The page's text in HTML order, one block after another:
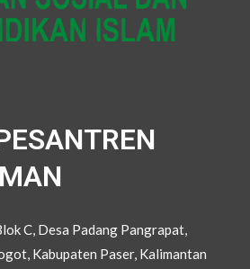
C, Desa Padang Pangrapat,
Kabupaten Paser, Kalimantan